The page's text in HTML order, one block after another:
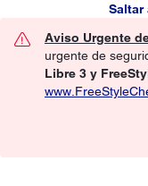
Saltar
Aviso Urgente
urgente de
Libre 3 y